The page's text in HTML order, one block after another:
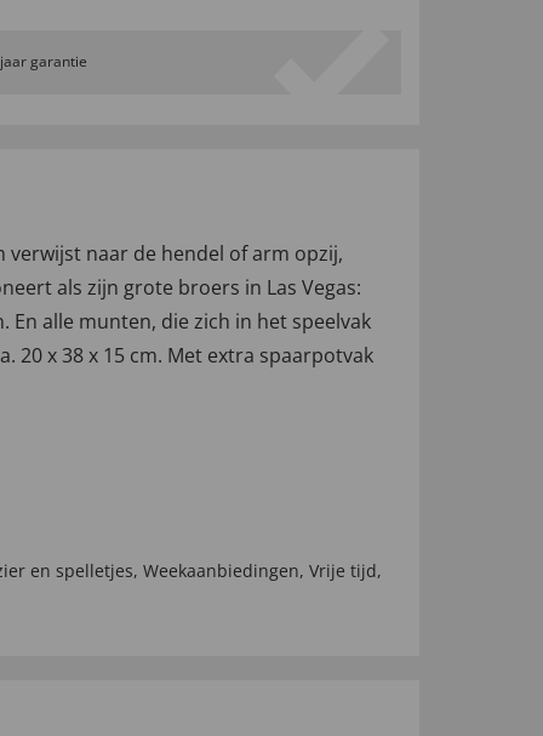
garantie
verwijst naar de hendel of arm opzij,
als zijn grote broers in Las Vegas:
alle munten, die zich in het speelvak
20 x 38 x 15 cm. Met extra spaarpotvak
en spelletjes, Weekaanbiedingen, Vrije tijd,